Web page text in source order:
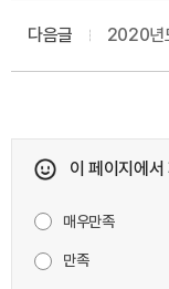
다음글
2020년
이 페이지에
매우만족
만족